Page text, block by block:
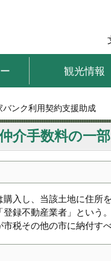
観光情報
バンク利用契約支援助成
介手数料の一
入し、当該土地に住所
録不動産業者」という
税その他の市に納付す